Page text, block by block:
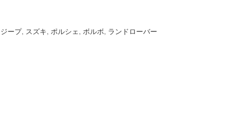
ジープ, スズキ, ポルシェ, ボルボ, ランドローバー